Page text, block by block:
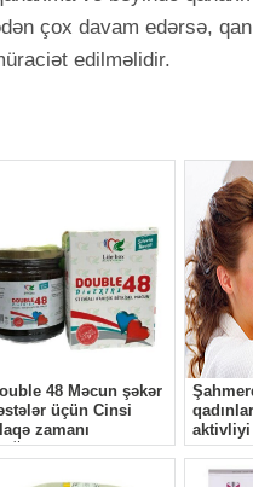
çox davam edərsə,
edilməlidir.